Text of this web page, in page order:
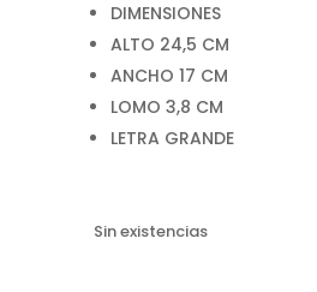
DIMENSIONES
ALTO 24,5 CM
ANCHO 17 CM
LOMO 3,8 CM
LETRA GRANDE
Sin existencias